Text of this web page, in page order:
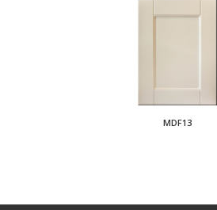
MDF13